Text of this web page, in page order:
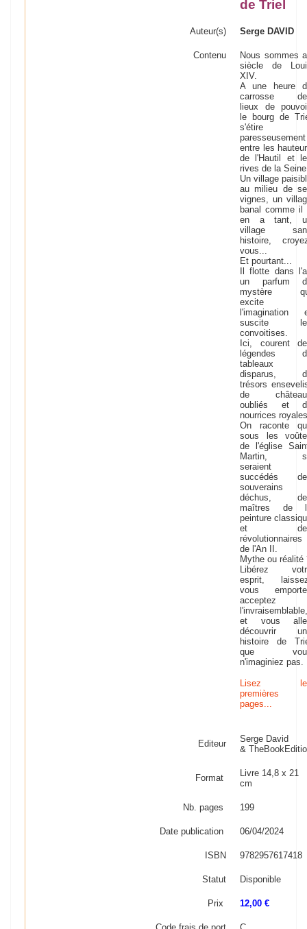
de Triel
Auteur(s) Serge DAVID
Contenu
Nous sommes
siècle de
XIV.
A une heure
carrosse
lieux de
le bourg de
s'étire
paresseusement
entre les
de l'Hautil et
rives de la
Un village
au milieu de
vignes, un
banal comme il
en a tant,
village
histoire,
vous...
Et pourtant...
Il flotte dans
un parfum
mystère
excite
l'imagination
suscite
convoitises.
Ici, courent
légendes
tableaux
disparus,
trésors
de
oubliés et
nourrices
On raconte
sous les
de l'église
Martin,
seraient
succédés
souverains
déchus,
maîtres de
peinture
et
révolutionnaires
de l'An II.
Mythe ou réalité
Libérez
esprit,
vous
acceptez
l'invraisemblable,
et vous
découvrir
histoire de
que
n'imaginiez pas.
Lisez
premières
pages...
Editeur
Serge David
&
Format
Livre 14,8 x 21
cm
Nb. pages 199
Date publication 06/04/2024
ISBN 9782957617418
Statut Disponible
Prix 12,00 €